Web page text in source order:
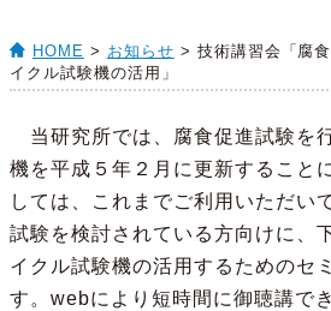
HOME > お知らせ > 技術講習会「腐
イクル試験機の活用」
当研究所では、腐食促進試験を
機を平成５年２月に更新すること
しては、これまでご利用いただい
試験を検討されている方向けに、
イクル試験機の活用するためのセ
す。webにより短時間に御聴講で